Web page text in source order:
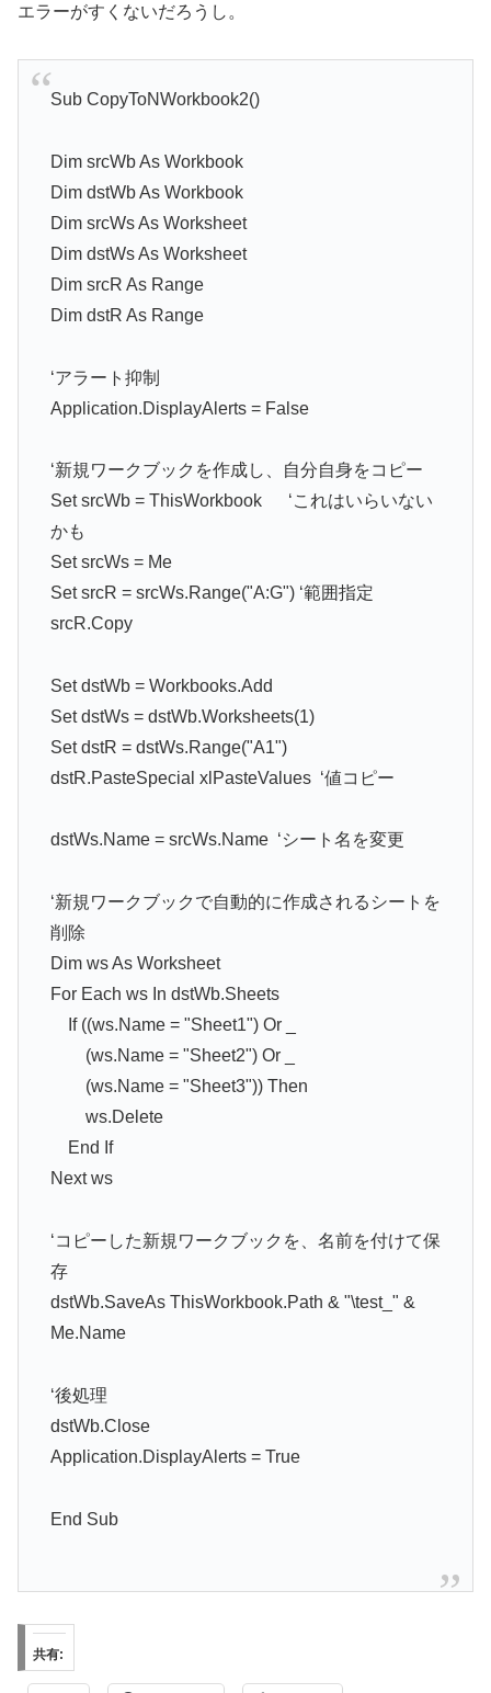
エラーがすくないだろうし。
Sub CopyToNWorkbook2()
Dim srcWb As Workbook
Dim dstWb As Workbook
Dim srcWs As Worksheet
Dim dstWs As Worksheet
Dim srcR As Range
Dim dstR As Range
‘アラート抑制
Application.DisplayAlerts = False
‘新規ワークブックを作成し、自分自身をコピー
Set srcWb = ThisWorkbook ‘これはいらいない
かも
Set srcWs = Me
Set srcR = srcWs.Range("A:G") ‘範囲指定
srcR.Copy
Set dstWb = Workbooks.Add
Set dstWs = dstWb.Worksheets(1)
Set dstR = dstWs.Range("A1")
dstR.PasteSpecial xlPasteValues ‘値コピー
dstWs.Name = srcWs.Name ‘シート名を変更
‘新規ワークブックで自動的に作成されるシートを
削除
Dim ws As Worksheet
For Each ws In dstWb.Sheets
If ((ws.Name = "Sheet1") Or _
(ws.Name = "Sheet2") Or _
(ws.Name = "Sheet3")) Then
ws.Delete
End If
Next ws
‘コピーした新規ワークブックを、名前を付けて保
存
dstWb.SaveAs ThisWorkbook.Path & "\test_" &
Me.Name
‘後処理
dstWb.Close
Application.DisplayAlerts = True
End Sub
共有: